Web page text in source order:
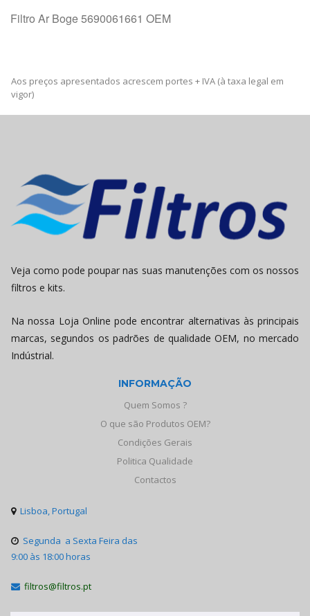
Filtro Ar Boge 5690061661 OEM
Aos preços apresentados acrescem portes + IVA (à taxa legal em
vigor)
Veja como pode poupar nas suas manutenções com os nossos
filtros e kits.
Na nossa Loja Online pode encontrar alternativas às principais
marcas, segundos os padrões de qualidade OEM, no mercado
Indústrial.
INFORMAÇÃO
Quem Somos ?
O que são Produtos OEM?
Condições Gerais
Politica Qualidade
Contactos
 Lisboa, Portugal
 Segunda a Sexta Feira das
9:00 às 18:00 horas
 filtros@filtros.pt